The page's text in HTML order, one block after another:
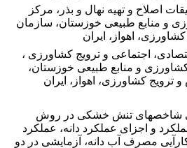
اصلاح و تهیه نهال و بذر، مرکز
و منابع طبیعی خوزستان، سازمان
اهواز، ایران
اجتماعی و ترویج کشاورزی ،
و منابع طبیعی خوزستان،
کشاورزی، اهواز، ایران
شاخص­های تنش خشکی در روش
و اجزای عملکرد دانه، عملکرد
مصرف آب دانه، آزمایشی در دو